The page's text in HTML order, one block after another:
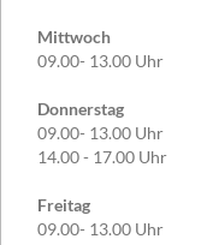
Mittwoch
09.00- 13.00 Uhr
Donnerstag
09.00- 13.00 Uhr
14.00 - 17.00 Uhr
Freitag
09.00- 13.00 Uhr